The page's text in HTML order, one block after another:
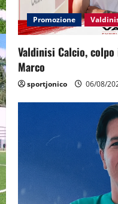
Promozione
Valdinisi Calcio,
Marco
sportjonico 06/08/